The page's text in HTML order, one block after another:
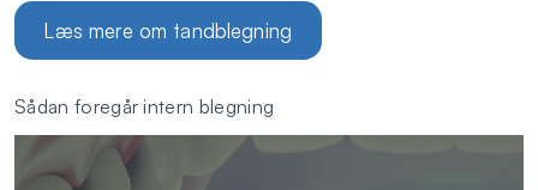
Læs mere om tandblegning
Sådan foregår intern blegning